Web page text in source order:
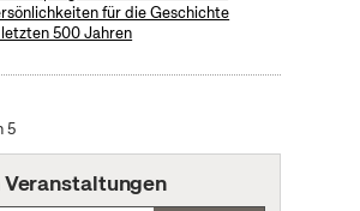
für die Geschichte
500 Jahren
5
Veranstaltungen